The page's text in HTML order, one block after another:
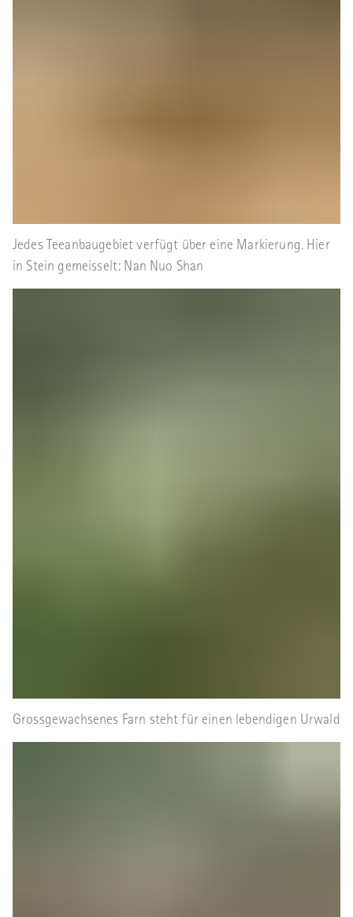
Jedes Teeanbaugebiet verfügt über eine Markierung. Hier
in Stein gemeisselt: Nan Nuo Shan
Grossgewachsenes Farn steht für einen lebendigen Urwald